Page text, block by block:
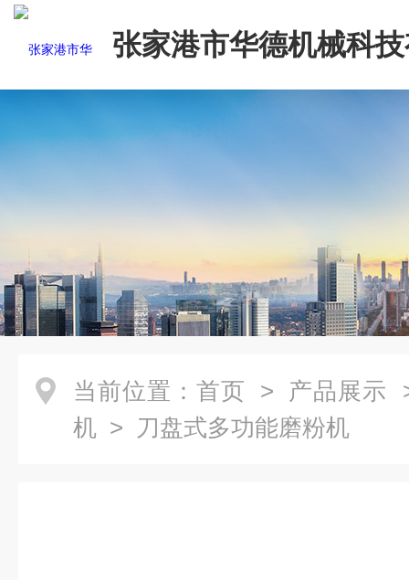
张家港市华德机械科
司
当前位置： 首页 > 产品展示
机 > 刀盘式多功能磨粉机